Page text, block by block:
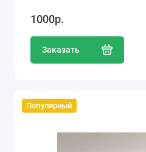
1000р.
Заказать
Популярный